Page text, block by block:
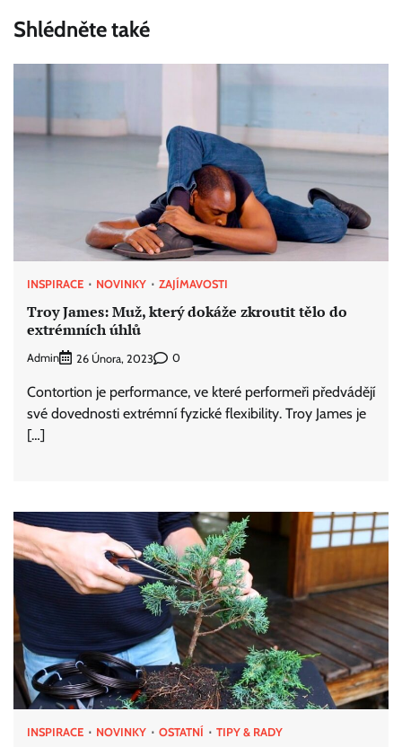
Shlédněte také
INSPIRACE NOVINKY ZAJÍMAVOSTI
Troy James: Muž, který dokáže zkroutit tělo do
extrémních úhlů
Admin 26 Února, 2023 0
Contortion je performance, ve které performeři předvádějí
své dovednosti extrémní fyzické flexibility. Troy James je
[…]
INSPIRACE NOVINKY OSTATNÍ TIPY & RADY